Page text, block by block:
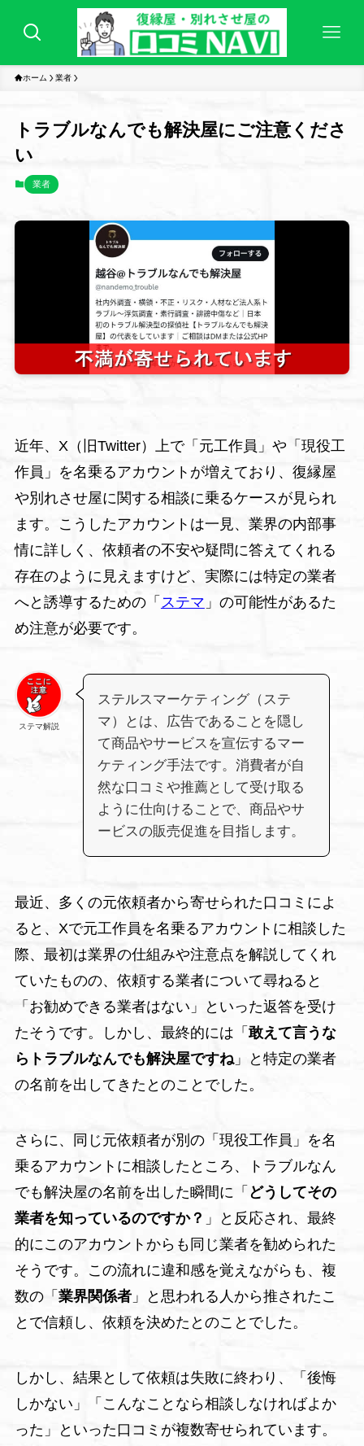
ホーム 業者
トラブルなんでも解決屋にご注意くださ
い
業者
近年、X（旧Twitter）上で「元工作員」や「現役工
作員」を名乗るアカウントが増えており、復縁屋
や別れさせ屋に関する相談に乗るケースが見られ
ます。こうしたアカウントは一見、業界の内部事
情に詳しく、依頼者の不安や疑問に答えてくれる
存在のように見えますけど、実際には特定の業者
へと誘導するための「 ステマ 」の可能性があるた
め注意が必要です。
ステマ解説
ステルスマーケティング（ステ
マ）とは、広告であることを隠し
て商品やサービスを宣伝するマー
ケティング手法です。消費者が自
然な口コミや推薦として受け取る
ように仕向けることで、商品やサ
ービスの販売促進を目指します。
最近、多くの元依頼者から寄せられた口コミによ
ると、Xで元工作員を名乗るアカウントに相談した
際、最初は業界の仕組みや注意点を解説してくれ
ていたものの、依頼する業者について尋ねると
「お勧めできる業者はない」といった返答を受け
たそうです。しかし、最終的には「 敢えて言うな
らトラブルなんでも解決屋ですね」と特定の業者
の名前を出してきたとのことでした。
さらに、同じ元依頼者が別の「現役工作員」を名
乗るアカウントに相談したところ、トラブルなん
でも解決屋の名前を出した瞬間に「 どうしてその
業者を知っているのですか？ 」と反応され、最終
的にこのアカウントからも同じ業者を勧められた
そうです。この流れに違和感を覚えながらも、複
数の「 業界関係者」と思われる人から推されたこ
とで信頼し、依頼を決めたとのことでした。
しかし、結果として依頼は失敗に終わり、「後悔
しかない」「こんなことなら相談しなければよか
った」といった口コミが複数寄せられています。